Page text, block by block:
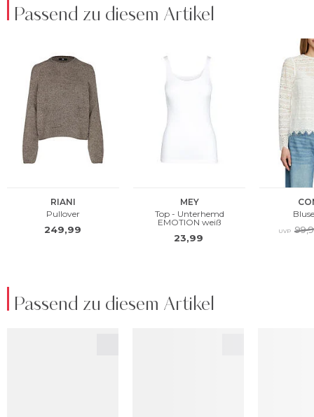
Passend zu diesem Artikel
Passend zu diesem Artikel